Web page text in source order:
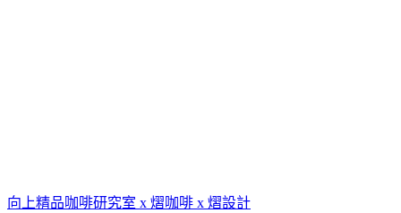
向上精品咖啡研究室 x 熠咖啡 x 熠設計